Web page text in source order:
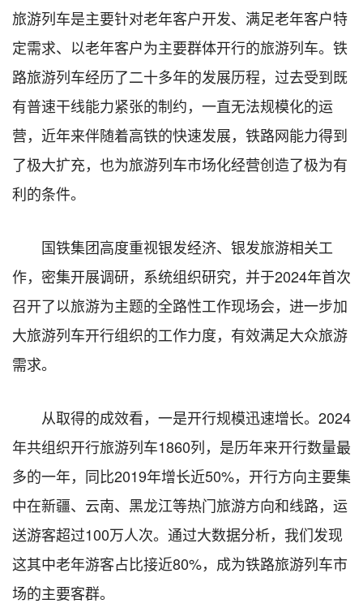
旅游列车是主要针对老年客户开发、满足老年客户特
定需求、以老年客户为主要群体开行的旅游列车。铁
路旅游列车经历了二十多年的发展历程，过去受到既
有普速干线能力紧张的制约，一直无法规模化的运
营，近年来伴随着高铁的快速发展，铁路网能力得到
了极大扩充，也为旅游列车市场化经营创造了极为有
利的条件。
国铁集团高度重视银发经济、银发旅游相关工
作，密集开展调研，系统组织研究，并于2024年首次
召开了以旅游为主题的全路性工作现场会，进一步加
大旅游列车开行组织的工作力度，有效满足大众旅游
需求。
从取得的成效看，一是开行规模迅速增长。2024
年共组织开行旅游列车1860列，是历年来开行数量最
多的一年，同比2019年增长近50%，开行方向主要集
中在新疆、云南、黑龙江等热门旅游方向和线路，运
送游客超过100万人次。通过大数据分析，我们发现
这其中老年游客占比接近80%，成为铁路旅游列车市
场的主要客群。